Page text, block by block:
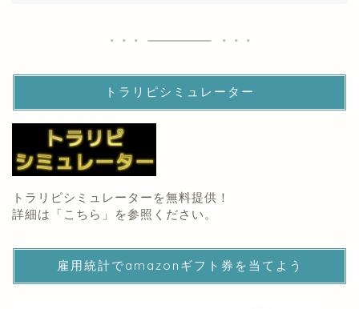
トラリピシミュレーター
トラリピシミュレーターを無料提供！
詳細は「 こちら 」を参照ください。
雇用統計でamazonギフト券を当てよう